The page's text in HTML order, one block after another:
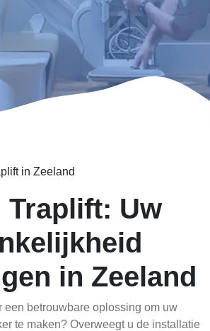
in Zeeland
Traplift: Uw
in Zeeland
een betrouwbare oplossing om uw
te maken? Overweegt u de installatie